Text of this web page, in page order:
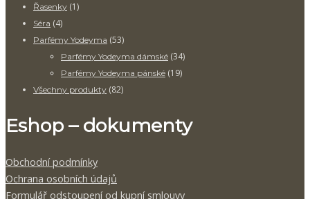
Řasenky (1)
Séra (4)
Parfémy Yodeyma (53)
Parfémy Yodeyma dámské (34)
Parfémy Yodeyma pánské (19)
Všechny produkty (82)
Eshop – dokumenty
Obchodní podmínky
Ochrana osobních údajů
Formulář odstoupení od kupní smlouvy